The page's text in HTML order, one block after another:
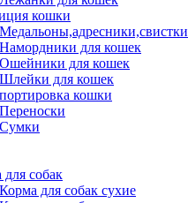
кошки
Медальоны,адресники,свистки
Намордники для кошек
Ошейники для кошек
Шлейки для кошек
кошки
Переноски
Сумки
собак
Корма для собак сухие